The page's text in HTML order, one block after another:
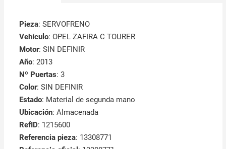
Pieza: SERVOFRENO
Vehículo: OPEL ZAFIRA C TOURER
Motor: SIN DEFINIR
Año: 2013
Nº Puertas: 3
Color: SIN DEFINIR
Estado: Material de segunda mano
Ubicación: Almacenada
RefID: 1215600
Referencia pieza: 13308771